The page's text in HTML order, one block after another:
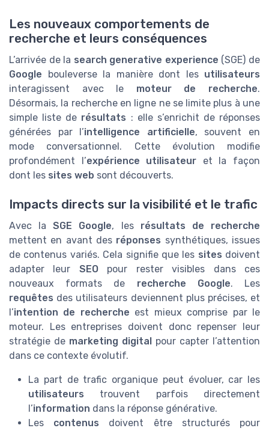
Les nouveaux comportements de
recherche et leurs conséquences
L’arrivée de la search generative experience (SGE) de
Google bouleverse la manière dont les utilisateurs
interagissent avec le moteur de recherche.
Désormais, la recherche en ligne ne se limite plus à une
simple liste de résultats : elle s’enrichit de réponses
générées par l’intelligence artificielle, souvent en
mode conversationnel. Cette évolution modifie
profondément l’expérience utilisateur et la façon
dont les sites web sont découverts.
Impacts directs sur la visibilité et le trafic
Avec laSGE Google, les résultats de recherche
mettent en avant des réponses synthétiques, issues
de contenus variés. Cela signifie que les sites doivent
adapter leur SEOpour rester visibles dans ces
nouveaux formats de recherche Google. Les
requêtes des utilisateurs deviennent plus précises, et
l’intention de recherche est mieux comprise par le
moteur. Les entreprises doivent donc repenser leur
stratégie de marketing digital
pour capter l’attention
dans ce contexte évolutif.
La part de trafic organique peut évoluer, car les
utilisateurs trouvent parfois directement
l’information dans la réponse générative.
Les contenus doivent être structurés pour